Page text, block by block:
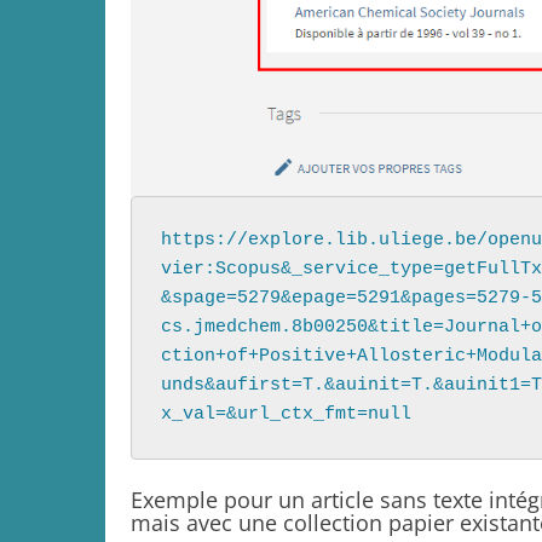
https://explore.lib.uliege.be/openurl/
x_val=&url_ctx_fmt=null
Exemple pour un article sans texte
mais avec une collection papier